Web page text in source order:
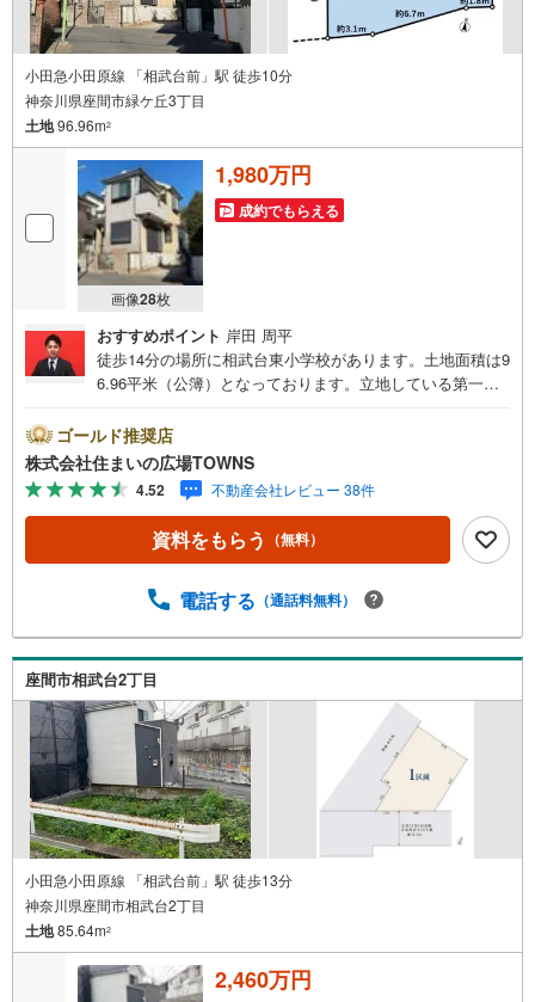
小田急小田原線 「相武台前」駅 徒歩10分
神奈川県座間市緑ケ丘3丁目
土地96.96m2
画像28枚
1,980万円
成約でもらえる
おすすめポイント 岸田 周平
徒歩14分の場所に相武台東小学校があります。土地面積は9
6.96平米（公簿）となっております。立地している第一種
療福祉施設も建てることができます。環境の良いエリアに
ある売地です。こちらは住宅用地です。駅から徒歩10分圏
内に立地しています。【年中無休/9:00～21:00】人気物件
は特にお問い合わせが集中するため、お早めにお電話下さ
い。「室内・現地を見学する」ボタンよりご予約頂くとご
見学がスムーズです。■その他、各種ご相談も承っておりま
ン■住まいの広場TOWNSからお客様へ経験豊富なスタッフ
す！ /他社様掲載物件も併せてご紹介可能ですのでお気軽に
お問い合わせ下さい♪駐車場もございますので、お車での
お越しも大歓迎です！
ゴールド推奨店
株式会社住まいの広場TOWNS
4.52 不動産会社レビュー 38件
資料をもらう （無料）
電話する （通話料無料）
座間市相武台2丁目
小田急小田原線 「相武台前」駅 徒歩13分
神奈川県座間市相武台2丁目
土地85.64m2
2,460万円